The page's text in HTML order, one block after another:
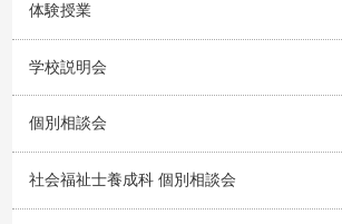
体験授業
学校説明会
個別相談会
社会福祉士養成科 個別相談会